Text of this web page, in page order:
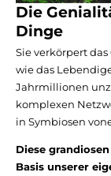
Die
Dinge
Sie verkörpert
wie das
Jahrmillionen
komplexen
in Symbiosen
Diese
Basis unserer